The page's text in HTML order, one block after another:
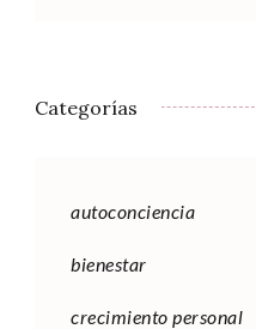
Categorías
autoconciencia
bienestar
crecimiento personal